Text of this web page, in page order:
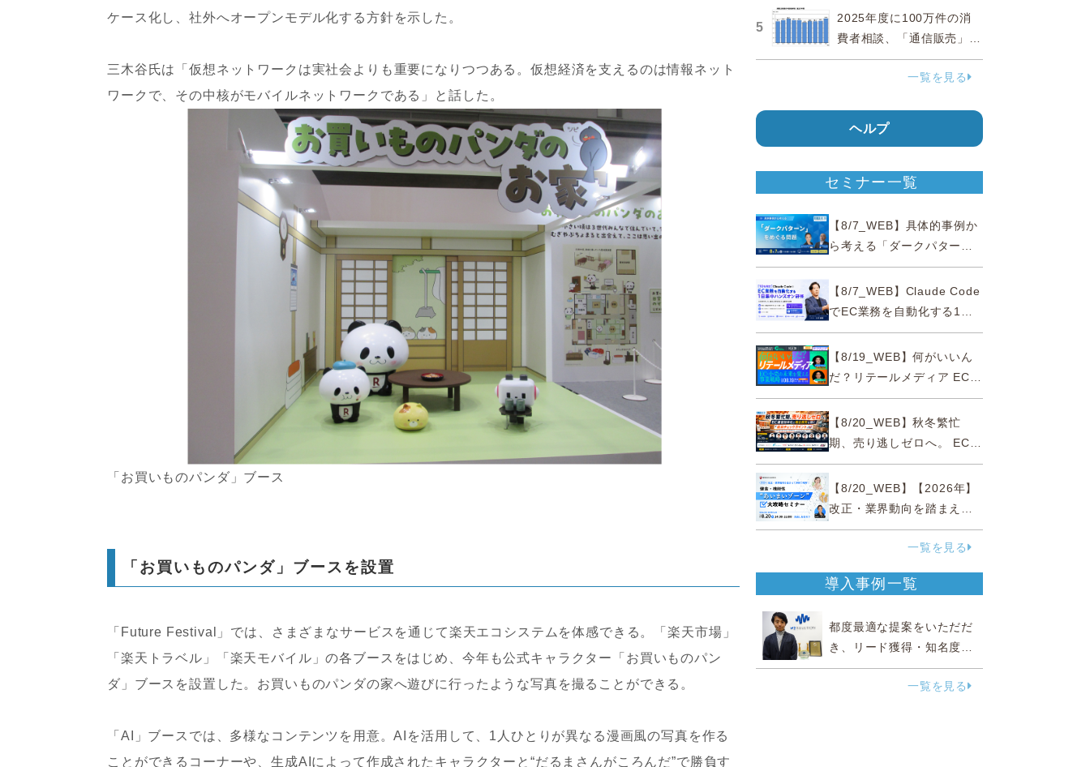
ケース化し、社外へオープンモデル化する方針を示した。
三木谷氏は「仮想ネットワークは実社会よりも重要になりつつある。仮想経済を支えるのは情報ネット
ワークで、その中核がモバイルネットワークである」と話した。
「お買いものパンダ」ブース
「お買いものパンダ」ブースを設置
「Future Festival」では、さまざまなサービスを通じて楽天エコシステムを体感できる。「楽天市場」
「楽天トラベル」「楽天モバイル」の各ブースをはじめ、今年も公式キャラクター「お買いものパン
ダ」ブースを設置した。お買いものパンダの家へ遊びに行ったような写真を撮ることができる。
「AI」ブースでは、多様なコンテンツを用意。AIを活用して、1人ひとりが異なる漫画風の写真を作る
ことができるコーナーや、生成AIによって作成されたキャラクターと“だるまさんがころんだ”で勝負す
措置命令
5
2025年度に100万件の消
費者相談、「通信販売」が
38.0％占める…国民生活セ
一覧を見る
ヘルプ
セミナー一覧
【8/7_WEB】具体的事例か
ら考える「ダークパター
ン」をめぐる問題【薬事法
広告研究所×通販通信
ECMO】
【8/7_WEB】Claude Code
でEC業務を自動化する1日
集中ハンズオン研修【10名
限定・東京三田】
【8/19_WEB】何がいいん
だ？リテールメディア EC・
小売の未来を変える事業戦
略【8/20_WEB】秋冬繁忙
期、売り逃しゼロへ。 EC運
営効率化と機会損失を防ぐ
『直前チェックポイント』
【8/20_WEB】【2026年】
改正・業界動向を踏まえて
事例で理解 健食・機能
性“あいまいゾーン”大攻略セ
一覧を見る
導入事例一覧
都度最適な提案をいただだ
き、リード獲得・知名度向
上に効果実感
一覧を見る